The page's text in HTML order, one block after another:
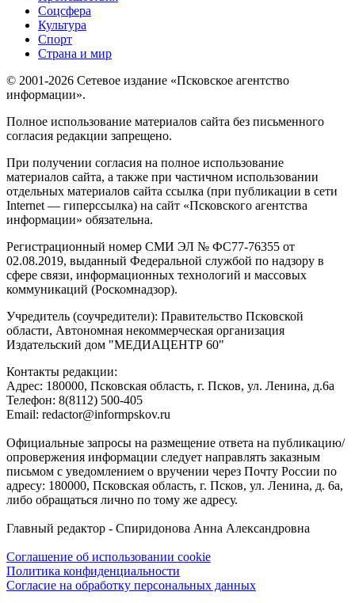
Соцсфера
Культура
Спорт
Страна и мир
© 2001-2026 Сетевое издание «Псковское агентство
информации».
Полное использование материалов сайта без письменного
согласия редакции запрещено.
При получении согласия на полное использование
материалов сайта, а также при частичном использовании
отдельных материалов сайта ссылка (при публикации в сети
Internet — гиперссылка) на сайт «Псковского агентства
информации» обязательна.
Регистрационный номер СМИ ЭЛ № ФС77-76355 от
02.08.2019, выданный Федеральной службой по надзору в
сфере связи, информационных технологий и массовых
коммуникаций (Роскомнадзор).
Учредитель (соучредители): Правительство Псковской
области, Автономная некоммерческая организация
Издательский дом "МЕДИАЦЕНТР 60"
Контакты редакции:
Адреc: 180000, Псковская область, г. Псков, ул. Ленина, д.6а
Телефон: 8(8112) 500-405
Email: redactor@informpskov.ru
Официальные запросы на размещение ответа на публикацию/
опровержения информации следует направлять заказным
письмом с уведомлением о вручении через Почту России по
адресу: 180000, Псковская область, г. Псков, ул. Ленина, д. 6а,
либо обращаться лично по тому же адресу.
Главный редактор - Спиридонова Анна Александровна
Соглашение об использовании cookie
Политика конфиденциальности
Согласие на обработку персональных данных